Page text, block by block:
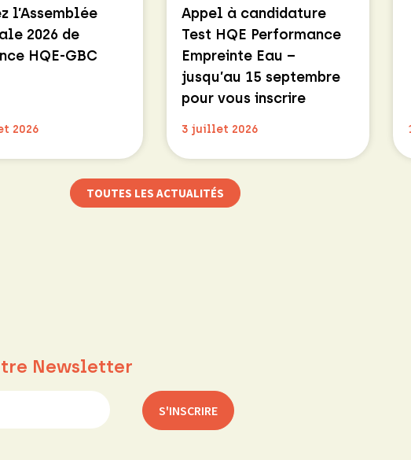
l’Assemblée
2026 de
HQE-GBC
2026
Appel à candidature
Test HQE Performance
Empreinte Eau –
jusqu’au 15 septembre
pour vous inscrire
3 juillet 2026
TOUTES LES ACTUALITÉS
Newsletter